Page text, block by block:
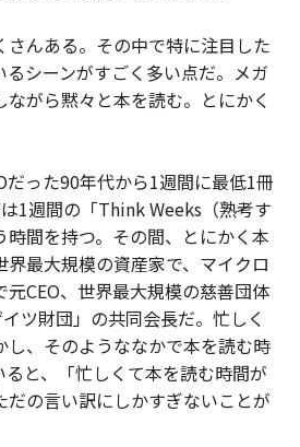
んある。その中で特に注目した
るシーンがすごく多い点だ。メガ
がら黙々と本を読む。とにかく
だった90年代から1週間に最低1冊
1週間の「Think Weeks（熟考す
時間を持つ。その間、とにかく本
最大規模の資産家で、マイクロ
CEO、世界最大規模の慈善団体
ツ財団」の共同会長だ。忙しく
し、そのようななかで本を読む時
と、「忙しくて本を読む時間が
だの言い訳にしかすぎないことが